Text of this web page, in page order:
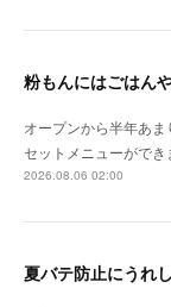
粉もんにはごはん
オープンから半年あ
セットメニューがで
2026.08.06 02:00
夏バテ防止にうれ